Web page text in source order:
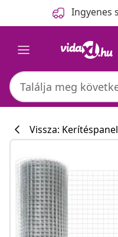
Ingyenes
Vissza: